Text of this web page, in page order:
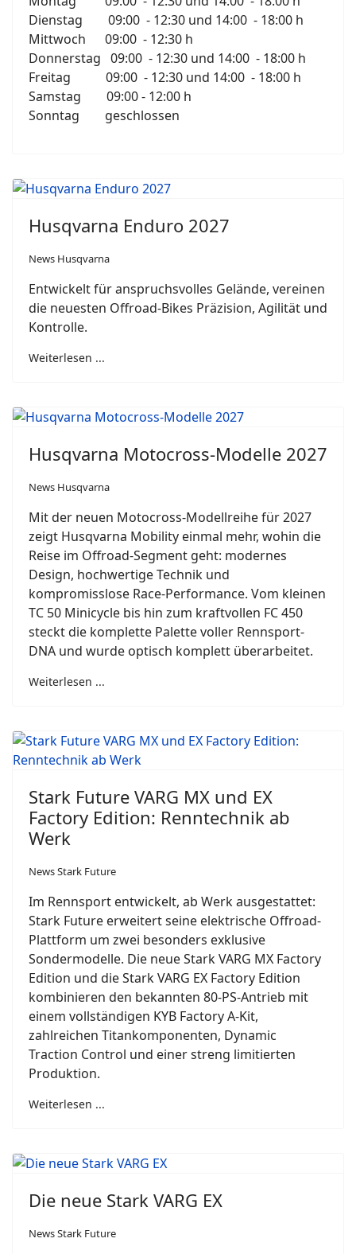
Dienstag 09:00 - 12:30 und 14:00 - 18:00 h
Mittwoch 09:00 - 12:30 h
Donnerstag 09:00 - 12:30 und 14:00 - 18:00 h
Freitag 09:00 - 12:30 und 14:00 - 18:00 h
Samstag 09:00 - 12:00 h
Sonntag geschlossen
Husqvarna Enduro 2027
News Husqvarna
Entwickelt für anspruchsvolles Gelände, vereinen
die neuesten Offroad-Bikes Präzision, Agilität und
Kontrolle.
Weiterlesen ...
Husqvarna Motocross-Modelle 2027
News Husqvarna
Mit der neuen Motocross-Modellreihe für 2027
zeigt Husqvarna Mobility einmal mehr, wohin die
Reise im Offroad-Segment geht: modernes
Design, hochwertige Technik und
kompromisslose Race-Performance. Vom kleinen
TC 50 Minicycle bis hin zum kraftvollen FC 450
steckt die komplette Palette voller Rennsport-
DNA und wurde optisch komplett überarbeitet.
Weiterlesen ...
Stark Future VARG MX und EX
Factory Edition: Renntechnik ab
Werk
News Stark Future
Im Rennsport entwickelt, ab Werk ausgestattet:
Stark Future erweitert seine elektrische Offroad-
Plattform um zwei besonders exklusive
Sondermodelle. Die neue Stark VARG MX Factory
Edition und die Stark VARG EX Factory Edition
kombinieren den bekannten 80-PS-Antrieb mit
einem vollständigen KYB Factory A-Kit,
zahlreichen Titankomponenten, Dynamic
Traction Control und einer streng limitierten
Produktion.
Weiterlesen ...
Die neue Stark VARG EX
News Stark Future